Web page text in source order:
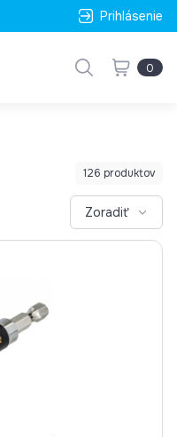
Prihlásenie
0
126 produktov
Zoradiť